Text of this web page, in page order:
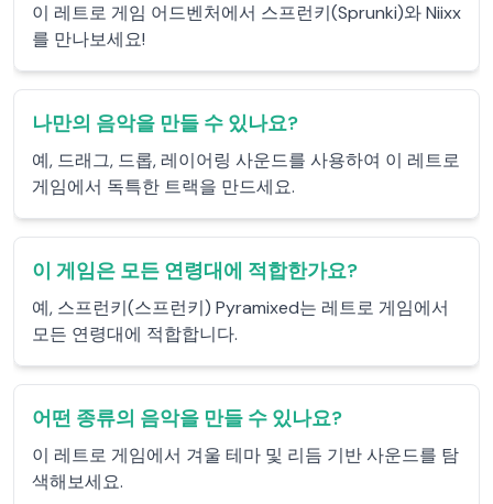
이 레트로 게임 어드벤처에서 스프런키(Sprunki)와 Niixx
를 만나보세요!
나만의 음악을 만들 수 있나요?
예, 드래그, 드롭, 레이어링 사운드를 사용하여 이 레트로
게임에서 독특한 트랙을 만드세요.
이 게임은 모든 연령대에 적합한가요?
예, 스프런키(스프런키) Pyramixed는 레트로 게임에서
모든 연령대에 적합합니다.
어떤 종류의 음악을 만들 수 있나요?
이 레트로 게임에서 겨울 테마 및 리듬 기반 사운드를 탐
색해보세요.